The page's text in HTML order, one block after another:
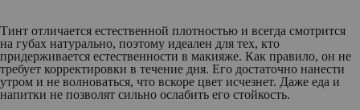
Тинт отличается естественной плотностью и всегда смотрится
на губах натурально, поэтому идеален для тех, кто
придерживается естественности в макияже. Как правило, он не
требует корректировки в течение дня. Его достаточно нанести
утром и не волноваться, что вскоре цвет исчезнет. Даже еда и
напитки не позволят сильно ослабить его стойкость.